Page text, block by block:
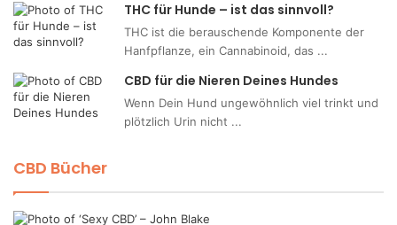
THC für Hunde – ist das sinnvoll?
THC ist die berauschende Komponente der
Hanfpflanze, ein Cannabinoid, das ...
CBD für die Nieren Deines Hundes
Wenn Dein Hund ungewöhnlich viel trinkt und
plötzlich Urin nicht ...
CBD Bücher